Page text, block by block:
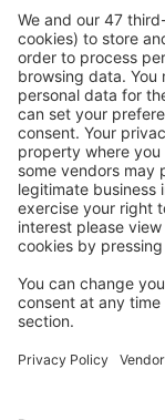
Planifică
Rezervare
Prețuri
conectați.
Cazarea
Alege din
Cele mai